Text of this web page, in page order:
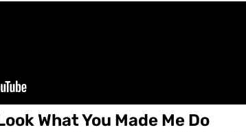
What You Made Me Do